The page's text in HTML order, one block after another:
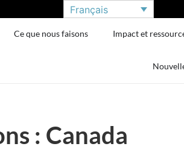
Français
Ce que nous faisons Impact et
: Canada